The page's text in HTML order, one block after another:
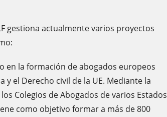
gestiona actualmente varios proyectos
en la formación de abogados europeos
y el Derecho civil de la UE. Mediante la
Colegios de Abogados de varios Estados
como objetivo formar a más de 800